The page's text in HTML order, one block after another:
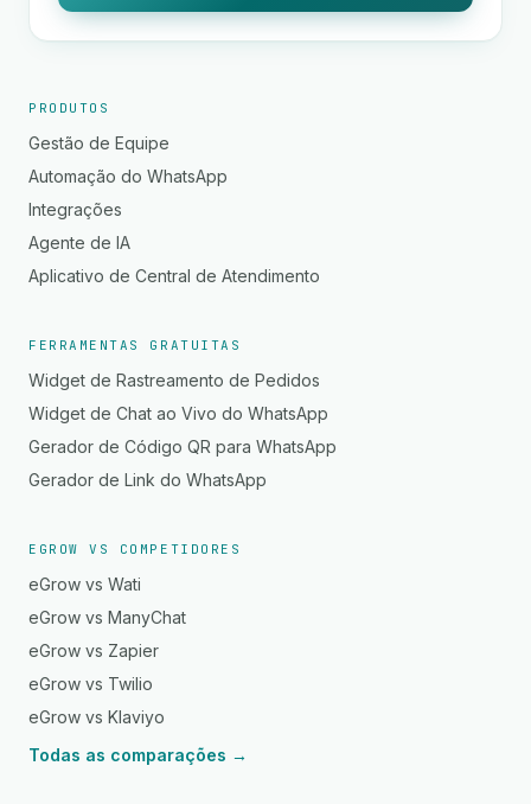
PRODUTOS
Gestão de Equipe
Automação do WhatsApp
Integrações
Agente de IA
Aplicativo de Central de Atendimento
FERRAMENTAS GRATUITAS
Widget de Rastreamento de Pedidos
Widget de Chat ao Vivo do WhatsApp
Gerador de Código QR para WhatsApp
Gerador de Link do WhatsApp
EGROW VS COMPETIDORES
eGrow vs Wati
eGrow vs ManyChat
eGrow vs Zapier
eGrow vs Twilio
eGrow vs Klaviyo
Todas as comparações →